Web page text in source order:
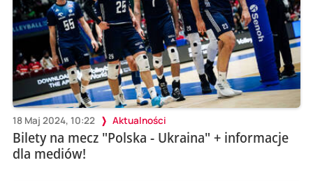
18 Maj 2024, 10:22 Aktualności
Bilety na mecz "Polska - Ukraina" + informacje
dla mediów!